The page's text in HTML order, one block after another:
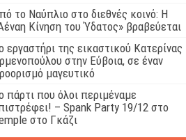
το Ναύπλιο στο διεθνές κοινό: Η
Κίνηση του Ύδατος» βραβεύεται
εργαστήρι της εικαστικού Κατερίνας
στην Εύβοια, σε έναν
μαγευτικό
πάρτι που όλοι περιμέναμε
– Spank Party 19/12 στο
στο Γκάζι